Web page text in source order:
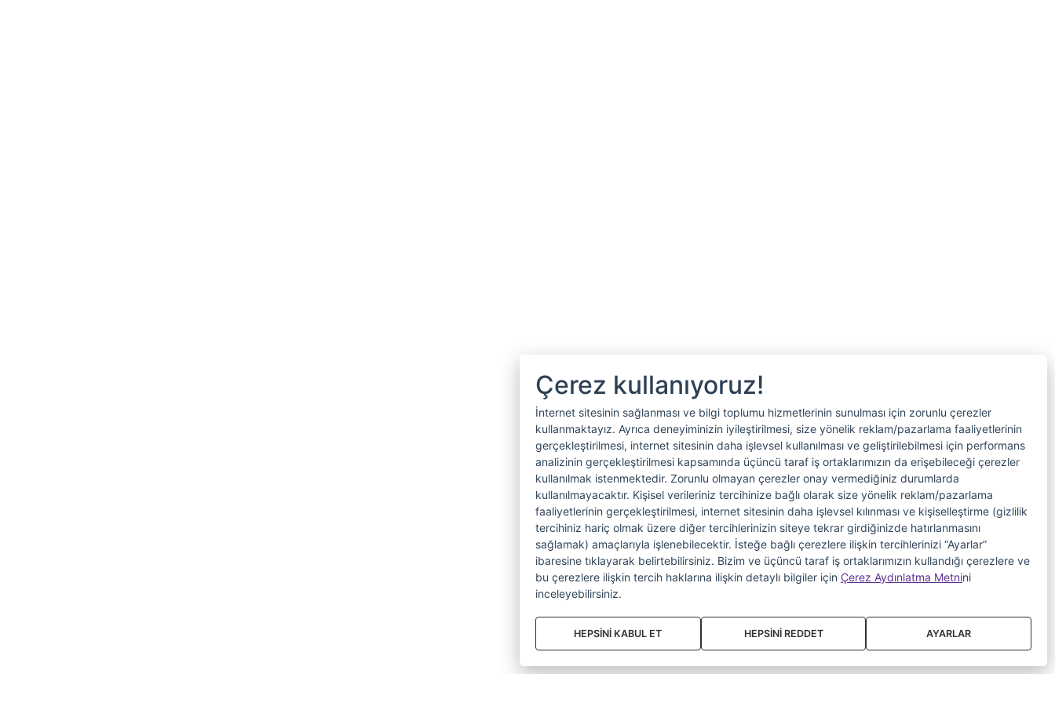
Çerez kullanıyoruz!
İnternet sitesinin sağlanması ve bilgi toplumu hizmetlerinin sunulması için zorunlu çerezler
kullanmaktayız. Ayrıca deneyiminizin iyileştirilmesi, size yönelik reklam/pazarlama faaliyetlerinin
gerçekleştirilmesi, internet sitesinin daha işlevsel kullanılması ve geliştirilebilmesi için performans
analizinin gerçekleştirilmesi kapsamında üçüncü taraf iş ortaklarımızın da erişebileceği çerezler
kullanılmak istenmektedir. Zorunlu olmayan çerezler onay vermediğiniz durumlarda
kullanılmayacaktır. Kişisel verileriniz tercihinize bağlı olarak size yönelik reklam/pazarlama
faaliyetlerinin gerçekleştirilmesi, internet sitesinin daha işlevsel kılınması ve kişiselleştirme (gizlilik
tercihiniz hariç olmak üzere diğer tercihlerinizin siteye tekrar girdiğinizde hatırlanmasını
sağlamak) amaçlarıyla işlenebilecektir. İsteğe bağlı çerezlere ilişkin tercihlerinizi “Ayarlar”
ibaresine tıklayarak belirtebilirsiniz. Bizim ve üçüncü taraf iş ortaklarımızın kullandığı çerezlere ve
bu çerezlere ilişkin tercih haklarına ilişkin detaylı bilgiler için Çerez Aydınlatma Metnini
inceleyebilirsiniz.
HEPSİNİ KABUL ET HEPSİNİ REDDET AYARLAR